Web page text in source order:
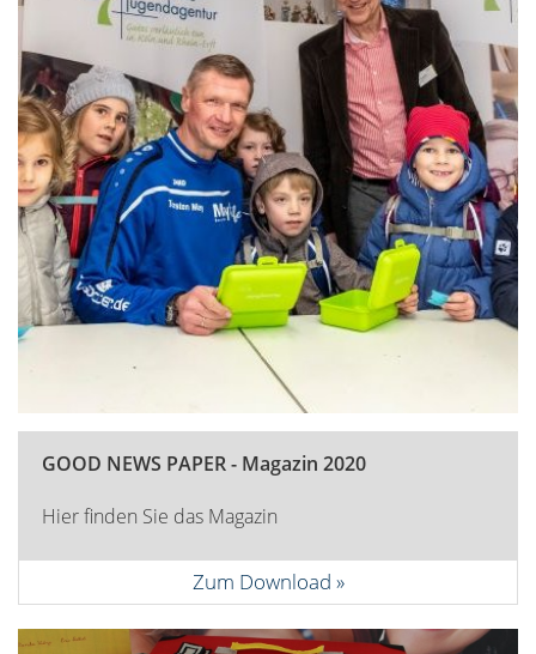
GOOD NEWS PAPER - Magazin 2020
Hier finden Sie das Magazin
Zum Download